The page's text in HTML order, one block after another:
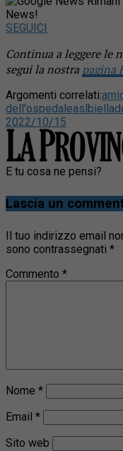
News!
SEGUICI
Continua a leggere le
segui la nostra pagina
Argomenti correlati:
dell'ospedaleaslbiella
2022/10/15
E tu cosa ne pensi?
Lascia un
Il tuo indirizzo email
sono contrassegnati *
Commento *
Nome *
Email *
Sito web